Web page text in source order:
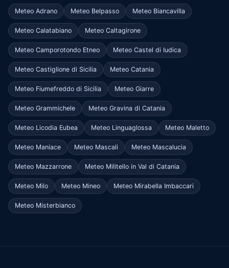
Meteo Adrano Meteo Belpasso Meteo Biancavilla
Meteo Calatabiano Meteo Caltagirone
Meteo Camporotondo Etneo Meteo Castel di Iudica
Meteo Castiglione di Sicilia Meteo Catania
Meteo Fiumefreddo di Sicilia Meteo Giarre
Meteo Grammichele Meteo Gravina di Catania
Meteo Licodia Eubea Meteo Linguaglossa Meteo Maletto
Meteo Maniace Meteo Mascali Meteo Mascalucia
Meteo Mazzarrone Meteo Militello in Val di Catania
Meteo Milo Meteo Mineo Meteo Mirabella Imbaccari
Meteo Misterbianco